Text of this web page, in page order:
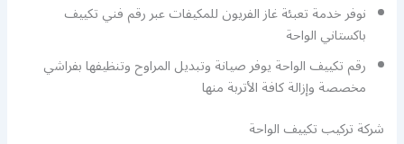
نوفر خدمة تعبئة غاز الفريون للمكيفات عبر رقم فني تكييف
باكستاني الواحة
رقم تكييف الواحة يوفر صيانة وتبديل المراوح وتنظيفها بفراشي
مخصصة وإزالة كافة الأتربة منها
شركة تركيب تكييف الواحة